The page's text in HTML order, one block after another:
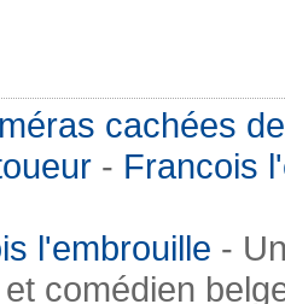
cachées
- Francois
l'embrouille -
comédien